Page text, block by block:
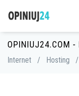
OPINIUJ24.COM -
Internet / Hosting /